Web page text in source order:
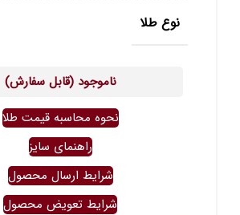
نوع طلا
ناموجود (قابل سفارش)
نحوه محاسبه قیمت طلا
راهنمای سایز
شرایط ارسال محصول
شرایط تعویض محصول